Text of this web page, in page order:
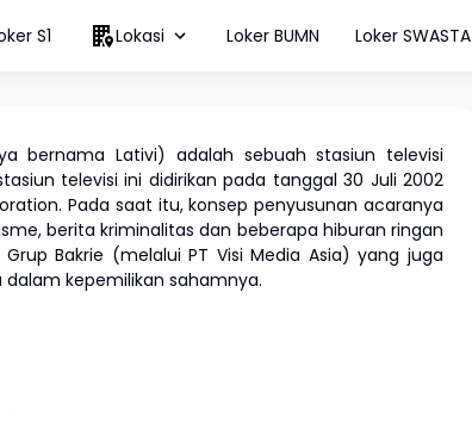
S1 Lokasi Loker BUMN Loker SWASTA
bernama Lativi) adalah sebuah stasiun televisi
televisi ini didirikan pada tanggal 30 Juli 2002
Pada saat itu, konsep penyusunan acaranya
berita kriminalitas dan beberapa hiburan ringan
Bakrie (melalui PT Visi Media Asia) yang juga
kepemilikan sahamnya.